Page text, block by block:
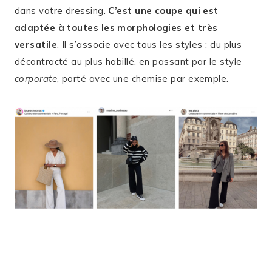
dans votre dressing. C’est une coupe qui est
adaptée à toutes les morphologies et très
versatile. Il s’associe avec tous les styles : du plus
décontracté au plus habillé, en passant par le style
corporate, porté avec une chemise par exemple.